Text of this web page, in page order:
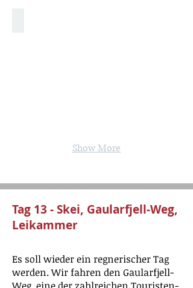
Show More
Tag 13 - Skei, Gaularfjell-Weg,
Leikammer
Es soll wieder ein regnerischer Tag
werden. Wir fahren den Gaularfjell-